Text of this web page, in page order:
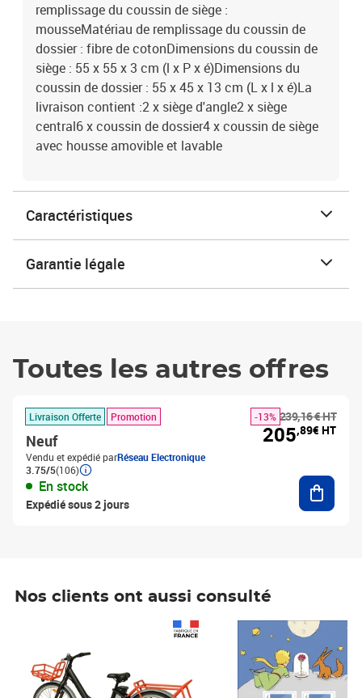
remplissage du coussin de siège :
mousseMatériau de remplissage du coussin de
dossier : fibre de cotonDimensions du coussin de
siège : 55 x 55 x 3 cm (l x P x é)Dimensions du
coussin de dossier : 55 x 45 x 13 cm (L x l x é)La
livraison contient :2 x siège d'angle2 x siège
central6 x coussin de dossier4 x coussin de siège
avec housse amovible et lavable
Caractéristiques
Garantie légale
Toutes les autres offres
Livraison Offerte Promotion
Neuf
Vendu et expédié parRéseau Electronique
3.75/5(106)
En stock
Expédié sous 2 jours
239,16 € HT
-13%
205,89€ HT
Nos clients ont aussi consulté
Prix 6,25€ HT